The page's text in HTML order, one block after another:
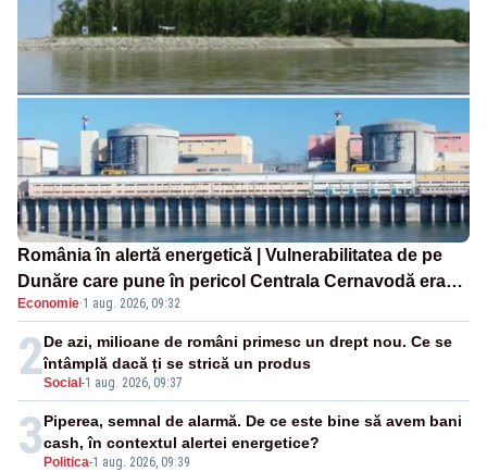
România în alertă energetică | Vulnerabilitatea de pe
Dunăre care pune în pericol Centrala Cernavodă era
cunoscută de pe vremea lui Ceaușescu
Economie·1 aug. 2026, 09:32
2Social -1 aug. 2026, 09:37
De azi, milioane de români primesc un drept nou. Ce se
întâmplă dacă ți se strică un produs
3 Politica-1 aug. 2026, 09:39
Piperea, semnal de alarmă. De ce este bine să avem bani
cash, în contextul alertei energetice?